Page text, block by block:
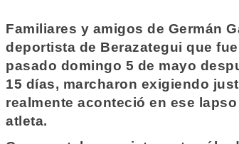
Familiares y amigos de Germán
deportista de Berazategui que
pasado domingo 5 de mayo
15 días, marcharon exigiendo
realmente aconteció en ese
atleta.